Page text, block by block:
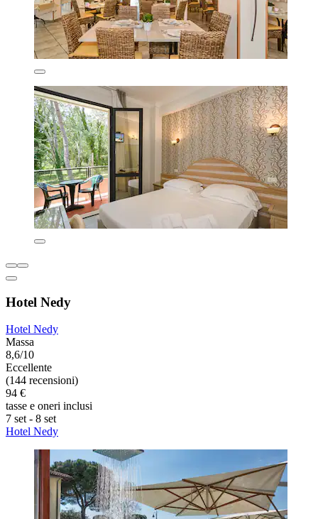
Hotel Nedy
Hotel Nedy
Massa
8,6/10
Eccellente
(144 recensioni)
94 €
tasse e oneri inclusi
7 set - 8 set
Hotel Nedy